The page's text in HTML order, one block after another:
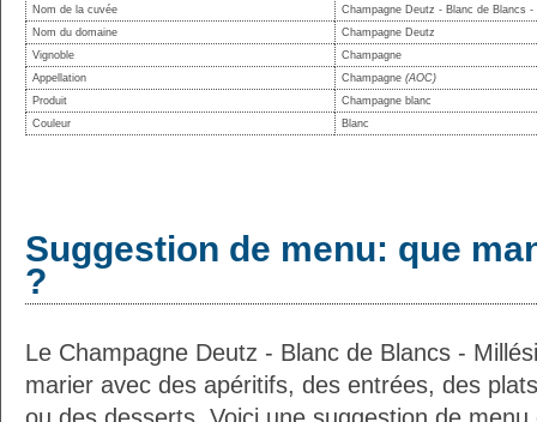
Nom de la cuvée
Champagne Deutz - Blanc de Blancs -
Nom du domaine
Champagne Deutz
Vignoble
Champagne
Appellation
Champagne (AOC)
Produit
Champagne blanc
Couleur
Blanc
Suggestion de menu: que
?
Le Champagne Deutz - Blanc de Blancs -
marier avec des apéritifs, des entrées, des